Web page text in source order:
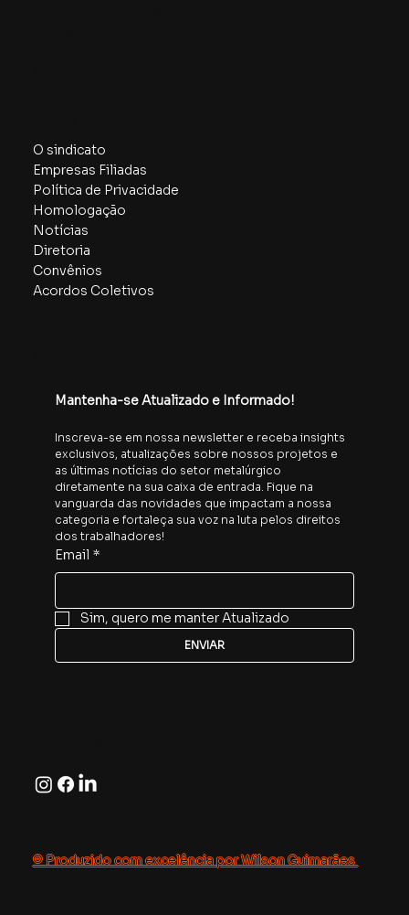
© Produzido com excelência por Wilson Guimarães
O sindicato
Empresas Filiadas
Política de Privacidade
Homologação
Notícias
Diretoria
Convênios
Acordos Coletivos
Mantenha-se Atualizado e Informado!
Inscreva-se em nossa newsletter e receba insights
exclusivos, atualizações sobre nossos projetos e
as últimas notícias do setor metalúrgico
diretamente na sua caixa de entrada. Fique na
vanguarda das novidades que impactam a nossa
categoria e fortaleça sua voz na luta pelos direitos
dos trabalhadores!
Email *
Sim, quero me manter Atualizado
ENVIAR